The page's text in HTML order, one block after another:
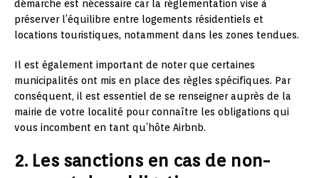
démarche est nécessaire car la réglementation vise à
préserver l’équilibre entre logements résidentiels et
locations touristiques, notamment dans les zones tendues.
Il est également important de noter que certaines
municipalités ont mis en place des règles spécifiques. Par
conséquent, il est essentiel de se renseigner auprès de la
mairie de votre localité pour connaître les obligations qui
vous incombent en tant qu’hôte Airbnb.
2. Les sanctions en cas de non-